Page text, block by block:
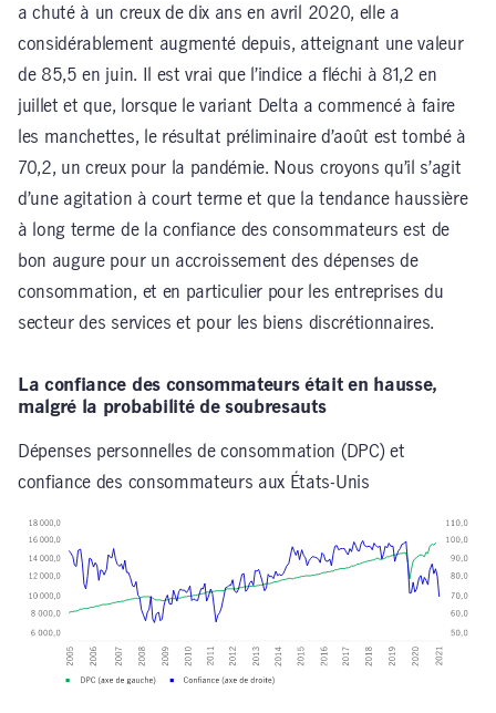
a chuté à un creux de dix ans en avril 2020, elle a
considérablement augmenté depuis, atteignant une valeur
de 85,5 en juin. Il est vrai que l’indice a fléchi à 81,2 en
juillet et que, lorsque le variant Delta a commencé à faire
les manchettes, le résultat préliminaire d’août est tombé à
70,2, un creux pour la pandémie. Nous croyons qu’il s’agit
d’une agitation à court terme et que la tendance haussière
à long terme de la confiance des consommateurs est de
bon augure pour un accroissement des dépenses de
consommation, et en particulier pour les entreprises du
secteur des services et pour les biens discrétionnaires.
La confiance des consommateurs était en hausse,
malgré la probabilité de soubresauts
Dépenses personnelles de consommation (DPC) et
confiance des consommateurs aux États-Unis